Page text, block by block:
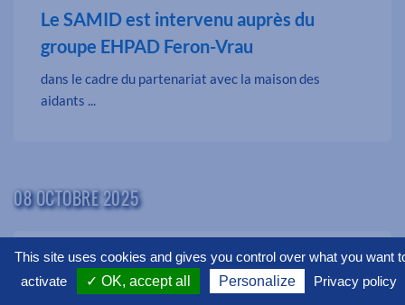
Le SAMID est intervenu auprès du
groupe EHPAD Feron-Vrau
dans le cadre du partenariat avec la maison des
aidants ...
08 OCTOBRE 2025
This site uses cookies and gives you control over what you want
activate
✓ OK, accept all Personalize Privacy policy